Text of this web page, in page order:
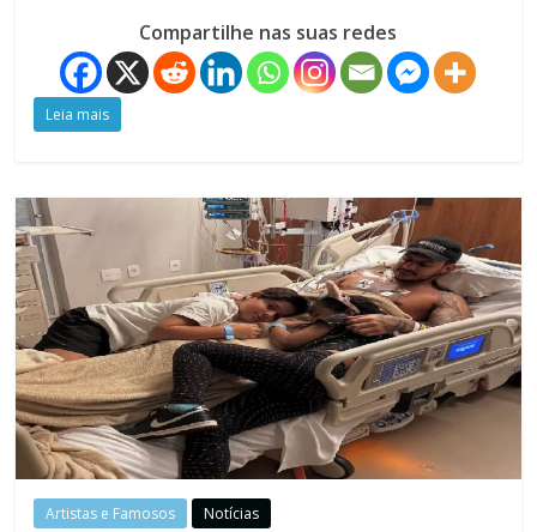
Compartilhe nas suas redes
Leia mais
Artistas e Famosos Notícias